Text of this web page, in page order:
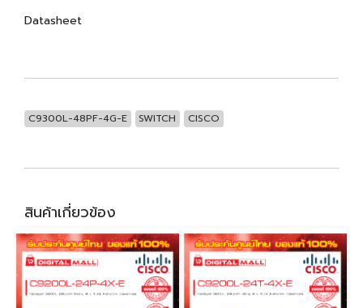
Datasheet
C9300L-48PF-4G-E SWITCH CISCO
สินค้าเกี่ยวข้อง